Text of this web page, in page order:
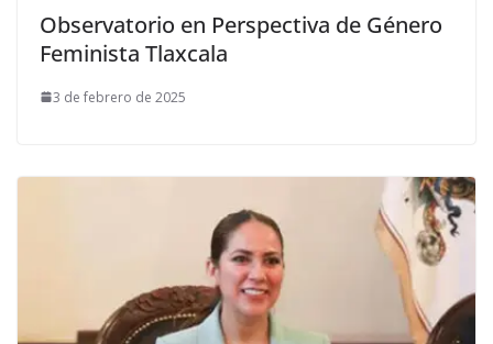
Observatorio en Perspectiva de Género
Feminista Tlaxcala
3 de febrero de 2025